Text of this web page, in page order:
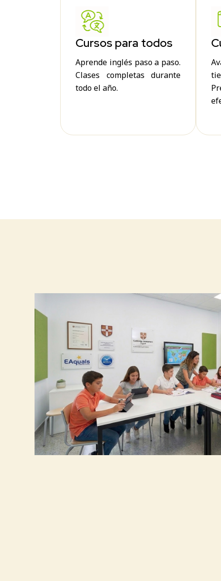
Cursos para todos
Aprende inglés paso a paso.
Clases completas durante
todo el año.